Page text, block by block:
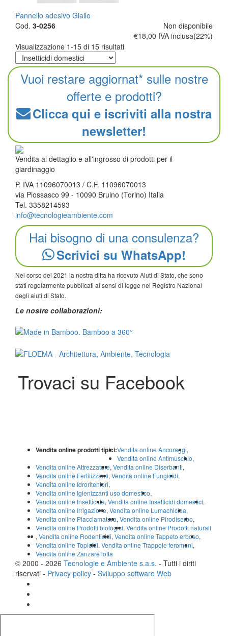
Pannello adesivo Giallo
Cod. 3-0256
Non disponibile
€18,00 IVA inclusa(22%)
Visualizzazione 1-15 di 15 risultati
Vuoi restare aggiornat* sulle nostre
offerte e prodotti?
Clicca qui e iscriviti alla nostra
newsletter!
Vendita al dettaglio e all'ingrosso di prodotti per il
giardinaggio
P. IVA 11096070013 / C.F. 11096070013
via Piossasco 99 - 10090 Bruino (Torino) Italia
Tel. 3358214593
info@tecnologieambiente.com
Hai bisogno di una consulenza?
Scrivici su WhatsApp!
Nel corso del 2021 la nostra ditta ha ricevuto Aiuti di Stato, che sono
stati regolarmente pubblicati ai sensi di legge nel Registro Nazional
degli aiuti di Stato.
Le nostre collaborazioni:
Trovaci su Facebook
Vendita online prodotti tipici:Vendita online Ancoraggi,
Vendita online Antimuschio,
Vendita online Attrezzature, Vendita online Diserbanti,
Vendita online Fertilizzanti, Vendita online Fungicidi,
Vendita online Idroritentori,
Vendita online Igienizzanti uso domestico,
Vendita online Insetticida, Vendita online Insetticidi domestici,
Vendita online Irrigazione, Vendita online Lumachicida,
Vendita online Piacciamatura, Vendita online Pirodiserbo,
Vendita online Prodotti biologici, Vendita online Prodotti naturali
, Vendita online Rodenticidi, Vendita online Tappeto erboso,
Vendita online Topicidi, Vendita online Trappole feromoni,
Vendita online Zanzare lotta
© 2000 - 2026 Tecnologie e Ambiente s.a.s. - Tutti i diriti
riservati - Privacy policy - Sviluppo software Web